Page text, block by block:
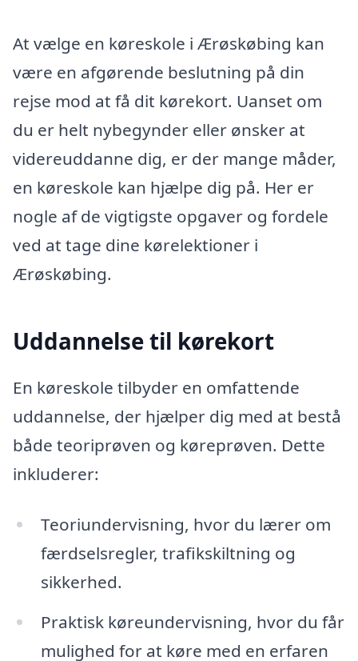
At vælge en køreskole i Ærøskøbing kan
være en afgørende beslutning på din
rejse mod at få dit kørekort. Uanset om
du er helt nybegynder eller ønsker at
videreuddanne dig, er der mange måder,
en køreskole kan hjælpe dig på. Her er
nogle af de vigtigste opgaver og fordele
ved at tage dine kørelektioner i
Ærøskøbing.
Uddannelse til kørekort
En køreskole tilbyder en omfattende
uddannelse, der hjælper dig med at bestå
både teoriprøven og køreprøven. Dette
inkluderer:
Teoriundervisning, hvor du lærer om
færdselsregler, trafikskiltning og
sikkerhed.
Praktisk køreundervisning, hvor du får
mulighed for at køre med en erfaren